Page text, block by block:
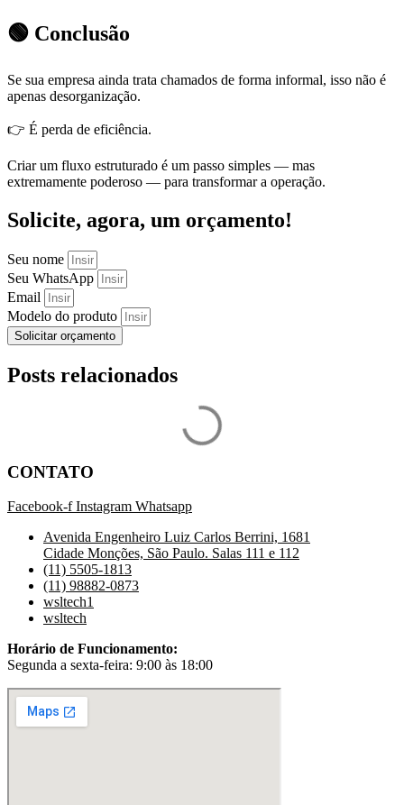
🟢 Conclusão
Se sua empresa ainda trata chamados de forma informal, isso não é
apenas desorganização.
👉 É perda de eficiência.
Criar um fluxo estruturado é um passo simples — mas
extremamente poderoso — para transformar a operação.
Solicite, agora, um orçamento!
Seu nome
Seu WhatsApp
Email
Modelo do produto
Solicitar orçamento
Posts relacionados
CONTATO
Facebook-f Instagram Whatsapp
Avenida Engenheiro Luiz Carlos Berrini, 1681
Cidade Monções, São Paulo. Salas 111 e 112
(11) 5505-1813
(11) 98882-0873
wsltech1
wsltech
Horário de Funcionamento:
Segunda a sexta-feira: 9:00 às 18:00